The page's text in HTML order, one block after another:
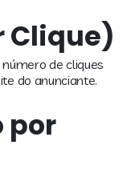
Clique)
de cliques
do anunciante.
por